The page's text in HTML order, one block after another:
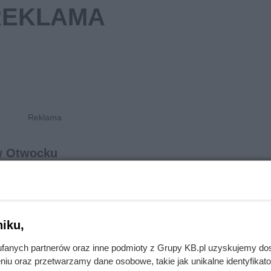
Otwocku
499 zł
Koszt wymiany oryginalnej
telefonach Samsung Galaxy
24, S24
partnerów oraz inne podmioty z Grupy KB.pl uzyskujemy
oraz przetwarzamy dane osobowe, takie jak unikalne